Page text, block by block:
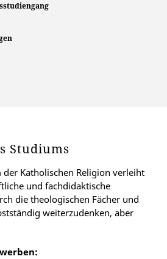
Studiums
Katholischen Religion verleiht
und fachdidaktische
die theologischen Fächer und
weiterzudenken, aber